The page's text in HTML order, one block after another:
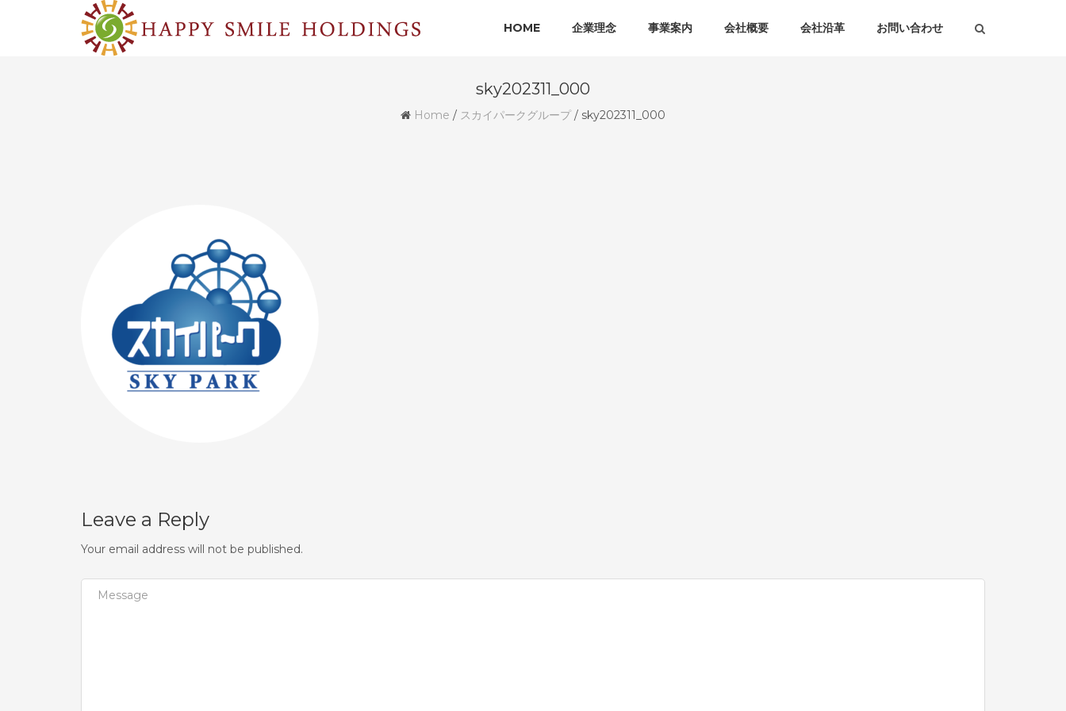
HOME 企業理念 事業案内 会社概要 会社沿革 お問い合わせ
sky202311_000
Home / スカイパークグループ/ sky202311_000
Leave a Reply
Your email address will not be published.